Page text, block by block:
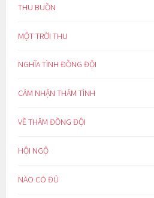
THU BUỒN
MỘT TRỜI THU
NGHĨA TÌNH ĐỒNG ĐỘI
CẢM NHẬN THÂM TÌNH
VỀ THĂM ĐỒNG ĐỘI
HỘI NGỘ
NÀO CÓ ĐỦ